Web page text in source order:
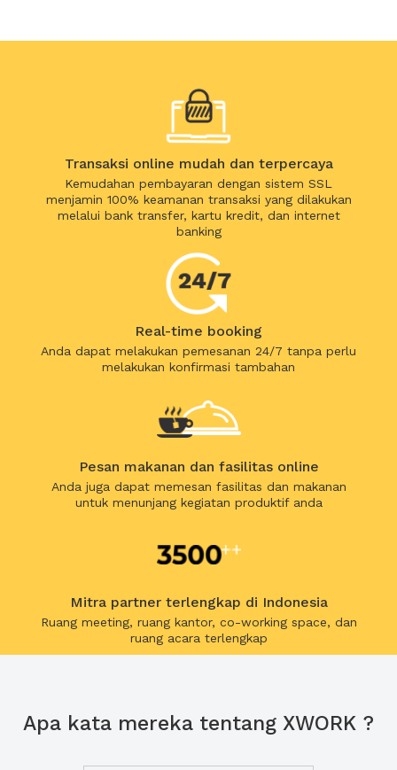
Transaksi online mudah dan terpercaya
Kemudahan pembayaran dengan sistem SSL
menjamin 100% keamanan transaksi yang dilakukan
melalui bank transfer, kartu kredit, dan internet
banking
Real-time booking
Anda dapat melakukan pemesanan 24/7 tanpa perlu
melakukan konfirmasi tambahan
Pesan makanan dan fasilitas online
Anda juga dapat memesan fasilitas dan makanan
untuk menunjang kegiatan produktif anda
Mitra partner terlengkap di Indonesia
Ruang meeting, ruang kantor, co-working space, dan
ruang acara terlengkap
Apa kata mereka tentang XWORK ?